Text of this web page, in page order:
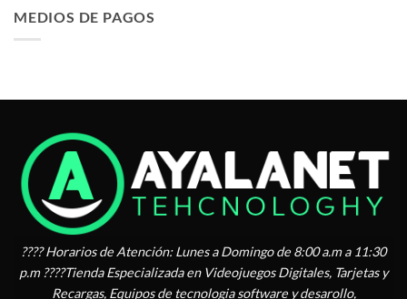
era:
$ 66.75.
MEDIOS DE PAGOS
???? Horarios de Atención: Lunes a Domingo de 8:00 a.m a 11:30
p.m ????Tienda Especializada en Videojuegos Digitales, Tarjetas y
Recargas, Equipos de tecnologia software y desarollo,